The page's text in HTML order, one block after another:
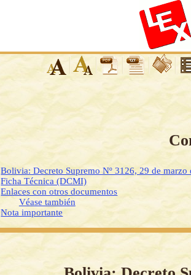
Bolivia: Decreto Supremo Nº 3126, 29 de marzo
Ficha Técnica (DCMI)
Enlaces con otros documentos
Véase también
Nota importante